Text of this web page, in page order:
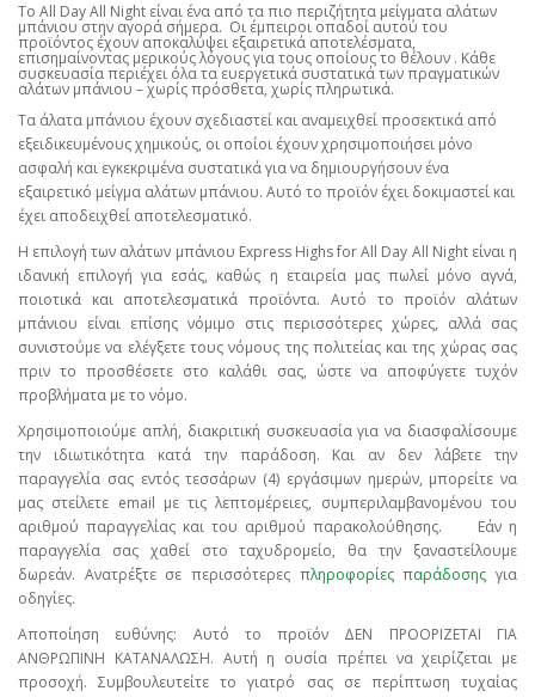
Το All Day All Night είναι ένα από τα πιο περιζήτητα μείγματα αλάτων
μπάνιου στην αγορά σήμερα. Οι έμπειροι οπαδοί αυτού του
προϊόντος έχουν αποκαλύψει εξαιρετικά αποτελέσματα,
επισημαίνοντας μερικούς λόγους για τους οποίους το θέλουν . Κάθε
συσκευασία περιέχει όλα τα ευεργετικά συστατικά των πραγματικών
αλάτων μπάνιου – χωρίς πρόσθετα, χωρίς πληρωτικά.
Τα άλατα μπάνιου έχουν σχεδιαστεί και αναμειχθεί προσεκτικά από
εξειδικευμένους χημικούς, οι οποίοι έχουν χρησιμοποιήσει μόνο
ασφαλή και εγκεκριμένα συστατικά για να δημιουργήσουν ένα
εξαιρετικό μείγμα αλάτων μπάνιου. Αυτό το προϊόν έχει δοκιμαστεί και
έχει αποδειχθεί αποτελεσματικό.
Η επιλογή των αλάτων μπάνιου Express Highs for All Day All Night είναι η
ιδανική επιλογή για εσάς, καθώς η εταιρεία μας πωλεί μόνο αγνά,
ποιοτικά και αποτελεσματικά προϊόντα. Αυτό το προϊόν αλάτων
μπάνιου είναι επίσης νόμιμο στις περισσότερες χώρες, αλλά σας
συνιστούμε να ελέγξετε τους νόμους της πολιτείας και της χώρας σας
πριν το προσθέσετε στο καλάθι σας, ώστε να αποφύγετε τυχόν
προβλήματα με το νόμο.
Χρησιμοποιούμε απλή, διακριτική συσκευασία για να διασφαλίσουμε
την ιδιωτικότητα κατά την παράδοση. Και αν δεν λάβετε την
παραγγελία σας εντός τεσσάρων (4) εργάσιμων ημερών, μπορείτε να
μας στείλετε email με τις λεπτομέρειες, συμπεριλαμβανομένου του
αριθμού παραγγελίας και του αριθμού παρακολούθησης.
Εάν η
παραγγελία σας χαθεί στο ταχυδρομείο, θα την ξαναστείλουμε
δωρεάν. Ανατρέξτε σε περισσότερες πληροφορίες παράδοσης για
οδηγίες.
Αποποίηση ευθύνης: Αυτό το προϊόν ΔΕΝ ΠΡΟΟΡΙΖΕΤΑΙ ΓΙΑ
ΑΝΘΡΩΠΙΝΗ ΚΑΤΑΝΑΛΩΣΗ. Αυτή η ουσία πρέπει να χειρίζεται με
προσοχή. Συμβουλευτείτε το γιατρό σας σε περίπτωση τυχαίας